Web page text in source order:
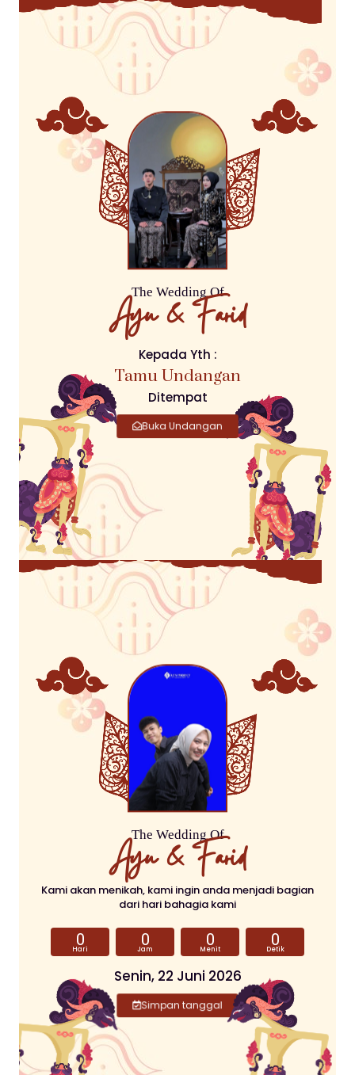
The Wedding Of
Ayu & Farid
Kepada Yth :
Tamu Undangan
Ditempat
Buka Undangan
The Wedding Of
Ayu & Farid​
Kami akan menikah, kami ingin anda menjadi bagian
dari hari bahagia kami
0
Hari
0
Jam
0
Menit
0
Detik
Senin, 22 Juni 2026
Simpan tanggal